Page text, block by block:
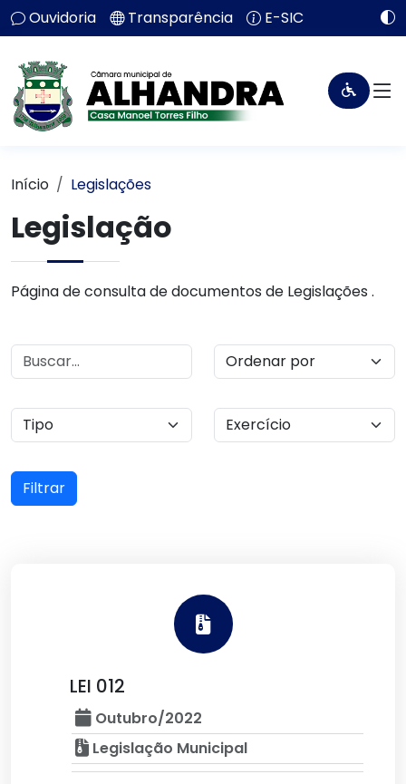
Ouvidoria Transparência E-SIC
Início Legislações
Legislação
Página de consulta de documentos de Legislações .
Filtrar
LEI 012
Outubro/2022
Legislação Municipal